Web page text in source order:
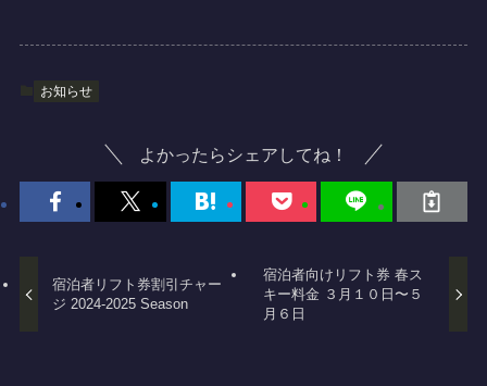
お知らせ
よかったらシェアしてね！
宿泊者リフト券割引チャー
ジ 2024-2025 Season
宿泊者向けリフト券 春ス
キー料金 ３月１０日〜５
月６日